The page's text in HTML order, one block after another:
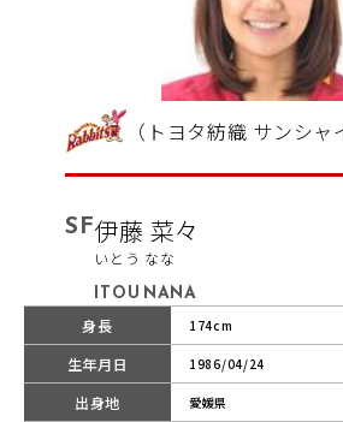
（トヨタ紡織 サンシャ
SF伊藤 菜々
いとう なな
ITOU NANA
身長 174cm
生年月日 1986/04/24
出身地 愛媛県